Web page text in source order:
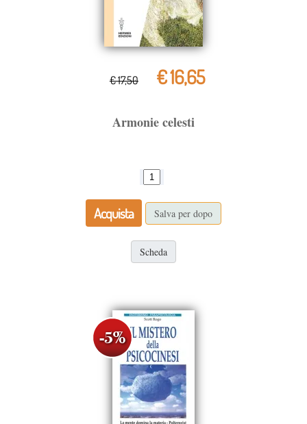
€ 17,50 € 16,65
Armonie celesti
Acquista Salva per dopo
Scheda